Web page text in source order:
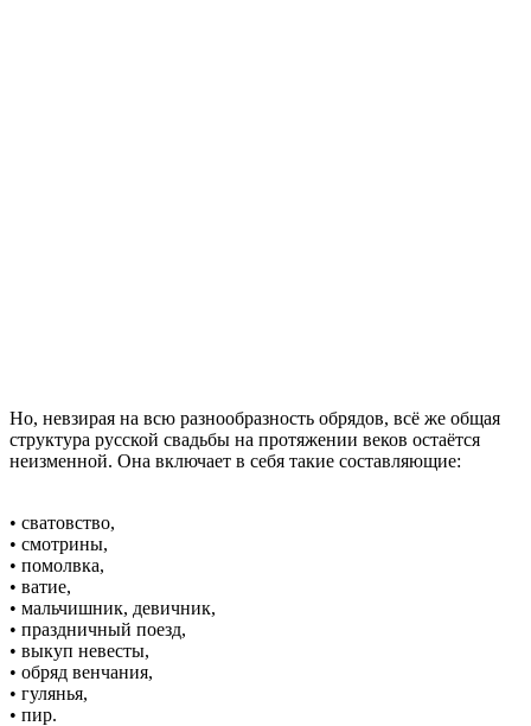
Но, невзирая на всю разнообразность обрядов, всё же общая
структура русской свадьбы на протяжении веков остаётся
неизменной. Она включает в себя такие составляющие:
• сватовство,
• смотрины,
• помолвка,
• ватие,
• мальчишник, девичник,
• праздничный поезд,
• выкуп невесты,
• обряд венчания,
• гулянья,
• пир.